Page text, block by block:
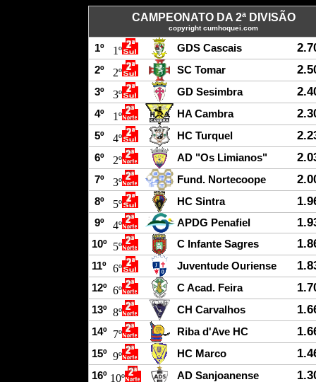
CAMPEONATO DA 2ª DIVISÃO
copyright cumhoquei.com
1º 1º GDS Cascais
2º 2º SC Tomar
3º 3º GD Sesimbra
4º 1º HA Cambra
5º 4º HC Turquel
6º 2º AD "Os Limianos"
7º 3º Fund. Nortecoope
8º 5º HC Sintra
9º 4º APDG Penafiel
10º 5º C Infante Sagres
11º 6º Juventude Ouriense
12º 6º C Acad. Feira
13º 8º CH Carvalhos
14º 7º Riba d'Ave HC
15º 9º HC Marco
16º 10º AD Sanjoanense